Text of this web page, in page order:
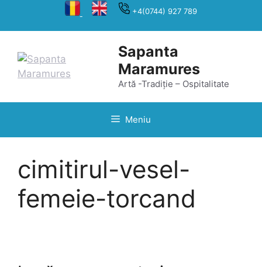
+4(0744) 927 789
Sapanta
Maramures
Artă -Tradiție – Ospitalitate
Meniu
cimitirul-vesel-
femeie-torcand